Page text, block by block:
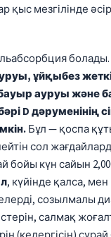
қыс мезгілінде
болады.
ұйқыбез
ауруы және
D дәруменінің
Бұл — қоспа
сол
бойы күн сайын
, күйінде қалса,
созылмалы
салмақ